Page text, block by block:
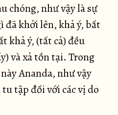
chóng, như vậy là sự
đã khởi lên, khả ý, bất
khả ý, (tất cả) đều
và xả tồn tại. Trong
Ananda, như vậy
tập đối với các vị do